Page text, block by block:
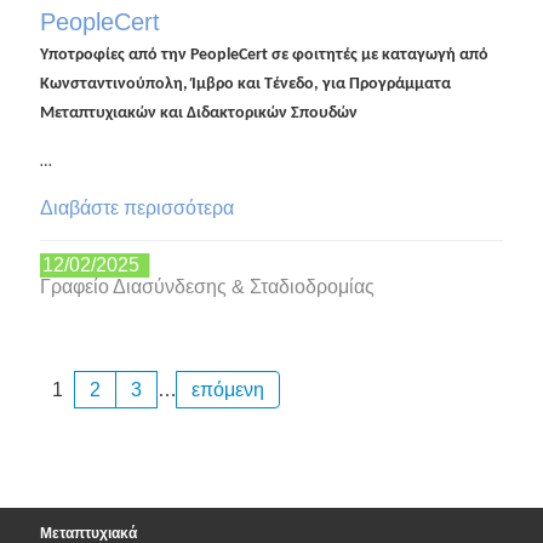
PeopleCert
Υποτροφίες από την PeopleCert σε φοιτητές με καταγωγή από
Κωνσταντινούπολη, Ίμβρο και Τένεδο, για Προγράμματα
Μεταπτυχιακών και Διδακτορικών Σπουδών
…
Διαβάστε περισσότερα
12/02/2025
Γραφείο Διασύνδεσης & Σταδιοδρομίας
1 2 3 … επόμενη
Μεταπτυχιακά